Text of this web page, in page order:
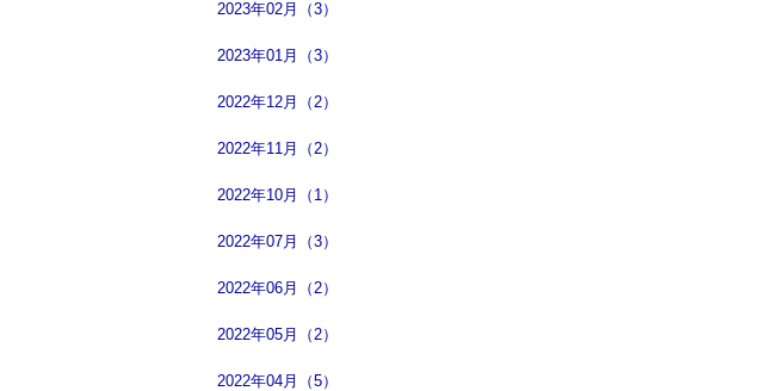
2023年02月（3）
2023年01月（3）
2022年12月（2）
2022年11月（2）
2022年10月（1）
2022年07月（3）
2022年06月（2）
2022年05月（2）
2022年04月（5）